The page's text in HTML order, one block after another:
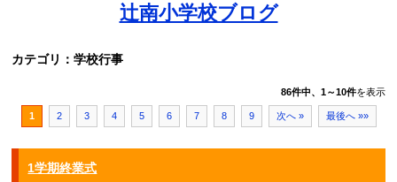
辻南小学校ブログ
カテゴリ：学校行事
86件中、1～10件を表示
1 2 3 4 5 6 7 8 9 次へ » 最後へ »»
1学期終業式